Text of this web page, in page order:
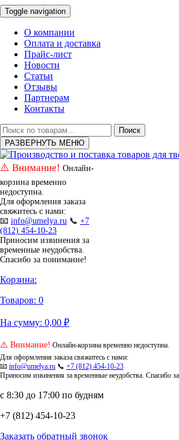
Toggle navigation
О компании
Оплата и доставка
Прайс-лист
Новости
Статьи
Отзывы
Партнерам
Контакты
Искать:
Поиск
РАЗВЕРНУТЬ МЕНЮ
⚠️ Внимание! Онлайн-
корзина временно
недоступна.
Для оформления заказа
свяжитесь с нами:
📧 info@umelya.ru 📞 +7
(812) 454-10-23
Приносим извинения за
временные неудобства.
Спасибо за понимание!
Корзина:
Товаров: 0
На сумму: 0,00 ₽
⚠️ Внимание! Онлайн-корзина временно недоступна.
Для оформления заказа свяжитесь с нами:
📧 info@umelya.ru 📞 +7 (812) 454-10-23
Приносим извинения за временные неудобства. Спасибо
с 8:30 до 17:00 по будням
+7 (812) 454-10-23
Заказать обратный звонок